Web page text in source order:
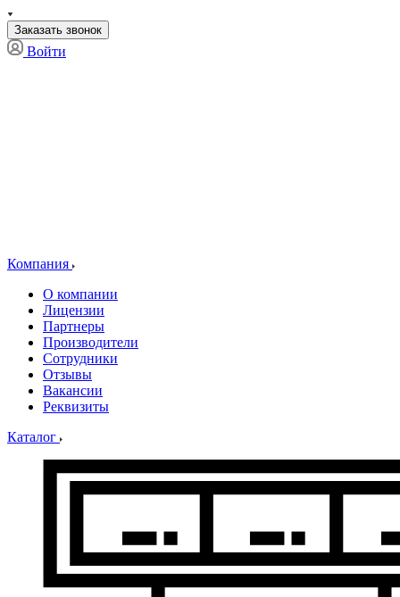
Заказать звонок
Войти
Компания
О компании
Лицензии
Партнеры
Производители
Сотрудники
Отзывы
Вакансии
Реквизиты
Каталог